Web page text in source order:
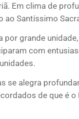
Em clima de
ao Santíssimo
grande
com
se alegra
de que é